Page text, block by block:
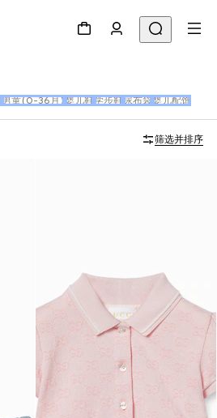
男童(0-36月) 婴儿鞋 学步鞋 尿布袋 婴儿配饰
筛选并排序